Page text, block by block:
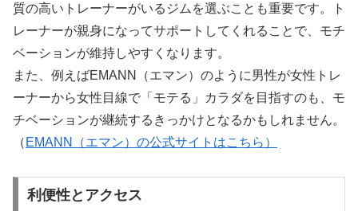
質の高いトレーナーがいるジムを選ぶことも重要です。ト
レーナーが親身になってサポートしてくれることで、モチ
ベーションが維持しやすくなります。
また、例えばEMANN（エマン）のように男性が女性トレ
ーナーから女性目線で「モテる」カラダを目指すのも、モ
チベーションが継続するきっかけとなるかもしれません。
（ EMANN（エマン）の公式サイトはこちら）
利便性とアクセス